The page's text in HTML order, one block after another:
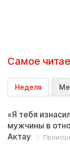
Самое
Неделя
«Я тебя
мужчины в
Актау